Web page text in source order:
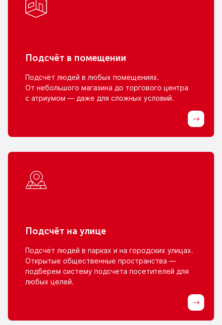
Подсчёт в помещении
Подсчёт людей в любых помещениях.
От небольшого магазина до торгового центра
с атриумом — даже для сложных условий.
Подсчёт на улице
Подсчёт людей в парках и на городских улицах.
Открытые общественные пространства —
подберем систему подсчета посетителей для
любых целей.